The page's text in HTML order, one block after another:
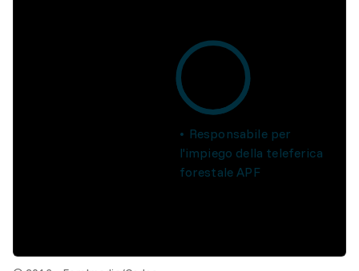
Responsabile per
l'impiego della teleferica
forestale APF